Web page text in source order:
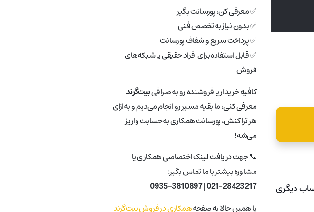
دیگری
✅ معرفی کن، پورسانت بگیر
✅ بدون نیاز به تخصص فنی
✅ پرداخت سریع و شفاف پورسانت
✅ قابل استفاده برای افراد حقیقی یا شبکه‌های
فروش
کافیه خریدار یا فروشنده رو به صرافیبیت‌گرند
معرفی کنی، ما بقیه مسیر رو انجام می‌دیم و به‌ازای
هر تراکنش، پورسانت همکاری به‌حسابت واریز
می‌شه!
📞 جهت دریافت لینک اختصاصی همکاری یا
مشاوره بیشتر با ما تماس بگیر:
021-28423217
|
0935-3810897
یا همین حالا به صفحههمکاری در فروش بیت‌گرند